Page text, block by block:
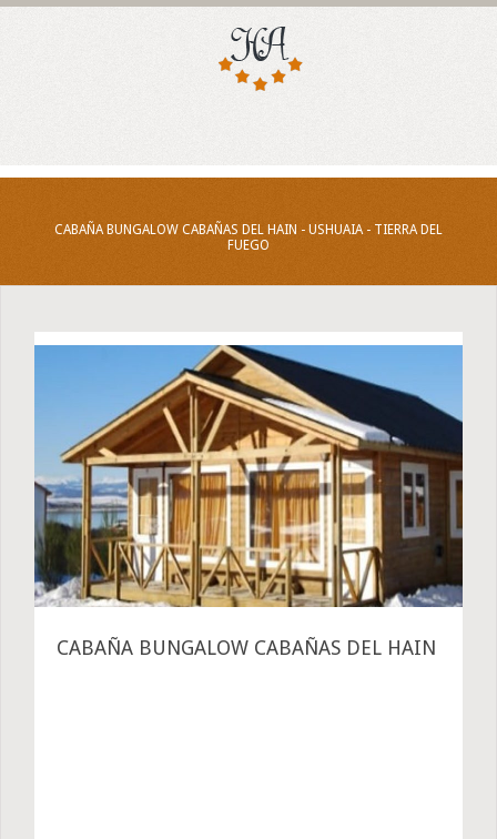
CABAÑA BUNGALOW CABAÑAS DEL HAIN - USHUAIA - TIERRA DEL
FUEGO
CABAÑA BUNGALOW CABAÑAS DEL HAIN